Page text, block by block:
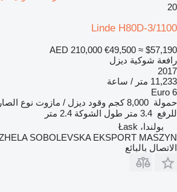
20
Linde H80D-3/1100
AED 210,000 €49,500 ≈ $57,190
رافعة شوكية ديزل
2017
11,233 متر / ساعة
Euro 6
حمولة 8,000 كجم وقود ديزل / مازوت نوع
للرفع 3.4 متر طول الشوكة 2.4 متر
بولندا، Łask
SOBOLEVSKA EKSPORT MASZYN
الاتصال بالبائع